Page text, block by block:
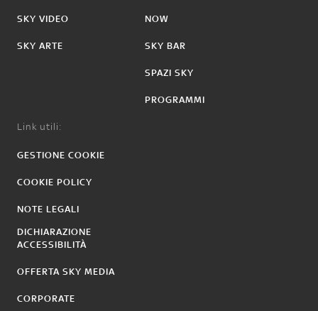
SKY VIDEO
SKY ARTE
NOW
SKY BAR
SPAZI SKY
PROGRAMMI
Link utili:
GESTIONE COOKIE
COOKIE POLICY
NOTE LEGALI
DICHIARAZIONE
ACCESSIBILITÀ
OFFERTA SKY MEDIA
CORPORATE